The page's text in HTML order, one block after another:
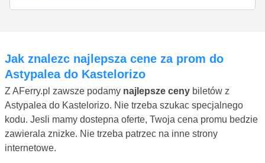
Jak znalezc najlepsza cene za prom do
Astypalea do Kastelorizo
Z AFerry.pl zawsze podamy najlepsze ceny biletów z
Astypalea do Kastelorizo. Nie trzeba szukac specjalnego
kodu. Jesli mamy dostepna oferte, Twoja cena promu bedzie
zawierala znizke. Nie trzeba patrzec na inne strony
internetowe.